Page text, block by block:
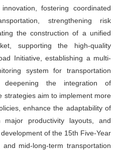
fostering coordinated
strengthening risk
the construction of a unified
supporting the high-quality
Initiative, establishing a multi-
system for transportation
the integration of
strategies aim to implement more
enhance the adaptability of
productivity layouts, and
of the 15th Five-Year
mid-long-term transportation